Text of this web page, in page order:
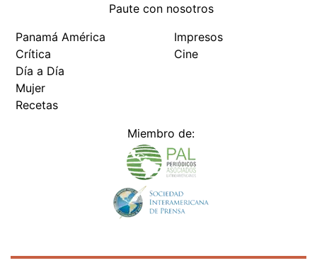
Paute con nosotros
Panamá América
Crítica
Día a Día
Mujer
Recetas
Impresos
Cine
Miembro de: